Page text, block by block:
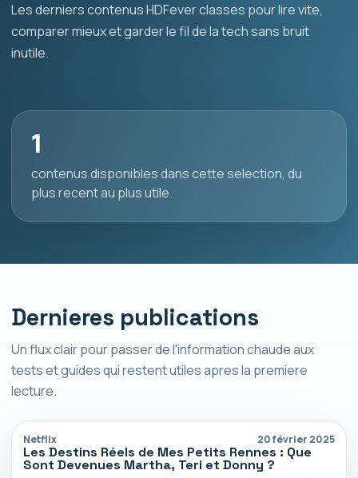
Les derniers contenus HDFever classes pour lire vite,
comparer mieux et garder le fil de la tech sans bruit
inutile.
1
contenus disponibles dans cette selection, du
plus recent au plus utile.
Dernieres publications
Un flux clair pour passer de l'information chaude aux
tests et guides qui restent utiles apres la premiere
lecture.
Netflix 20 février 2025
Les Destins Réels de Mes Petits Rennes : Que
Sont Devenues Martha, Teri et Donny ?